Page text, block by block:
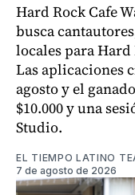
Hard Rock Cafe
busca
locales para
Las aplicaciones
agosto y el
$10.000 y una
Studio.
EL TIEMPO LATINO
7 de agosto de 2026